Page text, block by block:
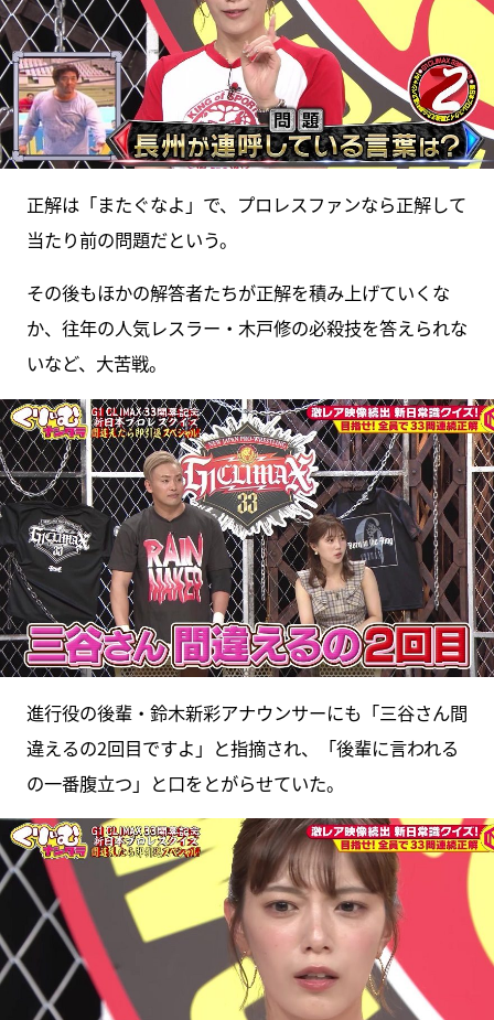
正解は「またぐなよ」で、プロレスファンなら正解して
当たり前の問題だという。
その後もほかの解答者たちが正解を積み上げていくな
か、往年の人気レスラー・木戸修の必殺技を答えられな
いなど、大苦戦。
進行役の後輩・鈴木新彩アナウンサーにも「三谷さん間
違えるの2回目ですよ」と指摘され、「後輩に言われる
の一番腹立つ」と口をとがらせていた。